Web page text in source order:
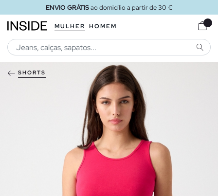
ENVIO GRÁTISao domicílio a partir de 30 €
MULHER HOMEM
SHORTS